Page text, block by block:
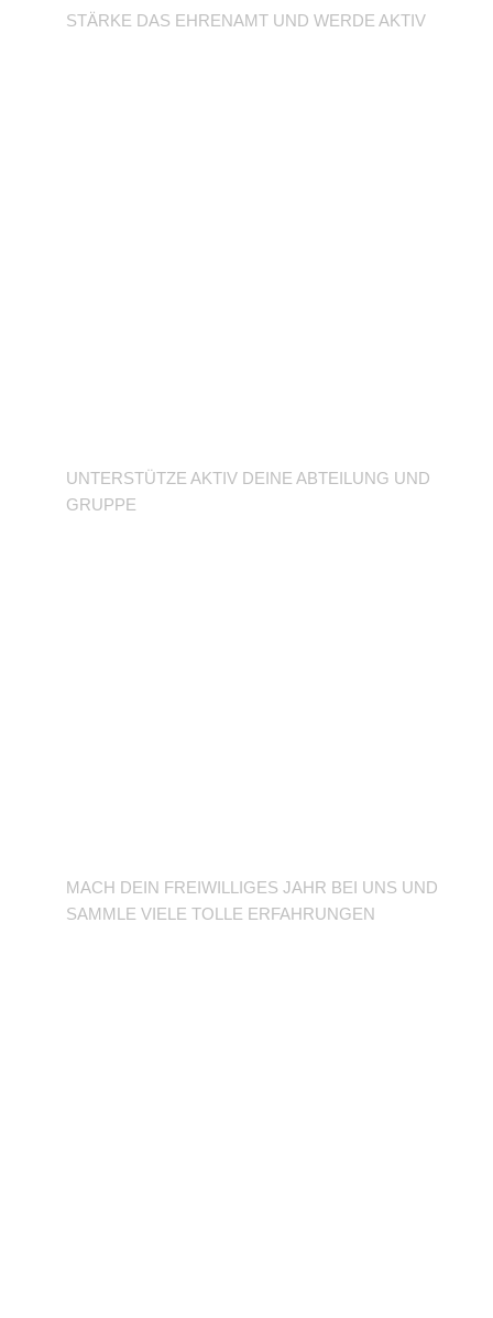
STÄRKE DAS EHRENAMT UND WERDE AKTIV
UNTERSTÜTZE AKTIV DEINE ABTEILUNG UND
GRUPPE
MACH DEIN FREIWILLIGES JAHR BEI UNS UND
SAMMLE VIELE TOLLE ERFAHRUNGEN